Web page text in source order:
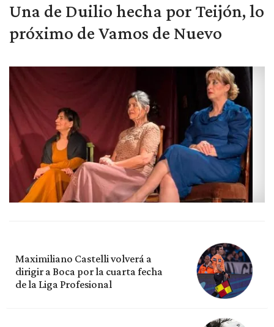
Una de Duilio hecha por Teijón, lo
próximo de Vamos de Nuevo
Maximiliano Castelli volverá a
dirigir a Boca por la cuarta fecha
de la Liga Profesional